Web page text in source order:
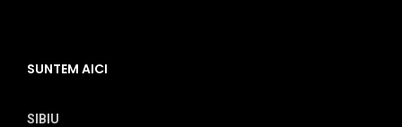
SUNTEM AICI
SIBIU